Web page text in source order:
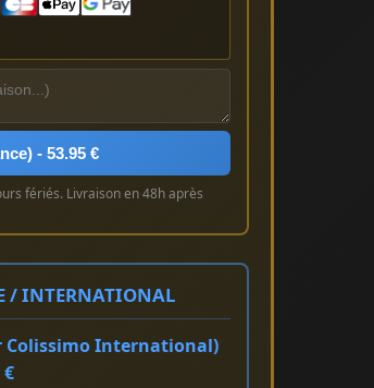
- 53.95 €
fériés. Livraison en 48h après
/ INTERNATIONAL
Colissimo International)
€